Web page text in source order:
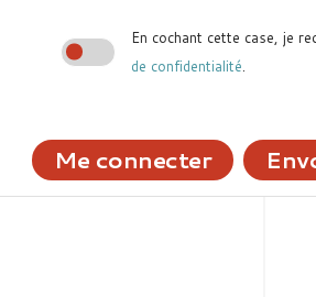
En cochant cette case, je
de confidentialité.
Me connecter